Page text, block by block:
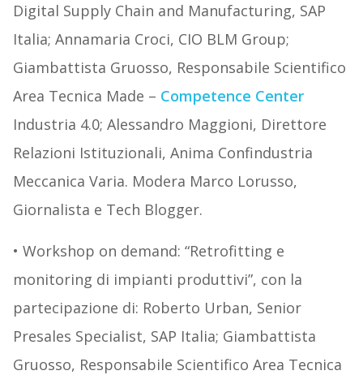
Digital Supply Chain and Manufacturing, SAP
Italia; Annamaria Croci, CIO BLM Group;
Giambattista Gruosso, Responsabile Scientifico
Area Tecnica Made – Competence Center
Industria 4.0; Alessandro Maggioni, Direttore
Relazioni Istituzionali, Anima Confindustria
Meccanica Varia. Modera Marco Lorusso,
Giornalista e Tech Blogger.
• Workshop on demand: “Retrofitting e
monitoring di impianti produttivi”, con la
partecipazione di: Roberto Urban, Senior
Presales Specialist, SAP Italia; Giambattista
Gruosso, Responsabile Scientifico Area Tecnica